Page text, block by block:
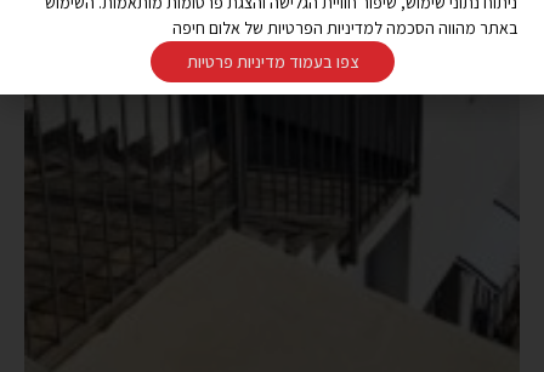
באתר מהווה הסכמה למדיניות הפרטיות של אלום חיפה
צפו בעמוד מדיניות פרטיות